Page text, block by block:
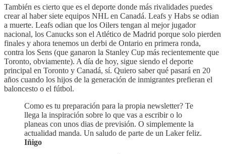
También es cierto que es el deporte donde más rivalidades puedes
crear al haber siete equipos NHL en Canadá. Leafs y Habs se odian
a muerte. Leafs odian que los Oilers tengan al mejor jugador
nacional, los Canucks son el Atlético de Madrid porque solo pierden
finales y ahora tenemos un derbi de Ontario en primera ronda,
contra los Sens (que ganaron la Stanley Cup más recientemente que
Toronto, obviamente). A día de hoy, sigue siendo el deporte
principal en Toronto y Canadá, sí. Quiero saber qué pasará en 20
años cuando los hijos de la generación de inmigrantes prefieran el
baloncesto o el fútbol.
Como es tu preparación para la propia newsletter? Te
llega la inspiración sobre lo que vas a escribir o lo
planeas con unos dias de previsión. O simplemente la
actualidad manda. Un saludo de parte de un Laker feliz.
Iñigo